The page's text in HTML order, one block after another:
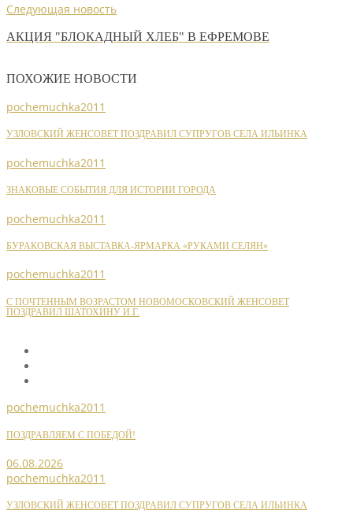
Следующая новость
АКЦИЯ "БЛОКАДНЫЙ ХЛЕБ" В ЕФРЕМОВЕ
ПОХОЖИЕ НОВОСТИ
pochemuchka2011
УЗЛОВСКИЙ ЖЕНСОВЕТ ПОЗДРАВИЛ СУПРУГОВ СЕЛА ИЛЬИНКА
pochemuchka2011
ЗНАКОВЫЕ СОБЫТИЯ ДЛЯ ИСТОРИИ ГОРОДА
pochemuchka2011
БУРАКОВСКАЯ ВЫСТАВКА-ЯРМАРКА «РУКАМИ СЕЛЯН»
pochemuchka2011
С ПОЧТЕННЫМ ВОЗРАСТОМ НОВОМОСКОВСКИЙ ЖЕНСОВЕТ
ПОЗДРАВИЛ ШАТОХИНУ И.Г.
pochemuchka2011
ПОЗДРАВЛЯЕМ С ПОБЕДОЙ!
06.08.2026
pochemuchka2011
УЗЛОВСКИЙ ЖЕНСОВЕТ ПОЗДРАВИЛ СУПРУГОВ СЕЛА ИЛЬИНКА